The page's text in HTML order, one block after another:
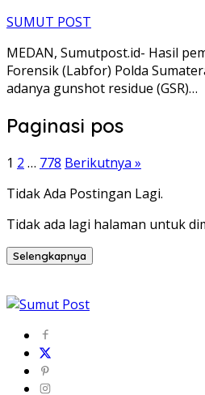
SUMUT POST
MEDAN, Sumutpost.id- Hasil
Forensik (Labfor) Polda
adanya gunshot residue (GSR)…
Paginasi pos
1 2 … 778 Berikutnya »
Tidak Ada Postingan Lagi.
Tidak ada lagi halaman untuk
Selengkapnya